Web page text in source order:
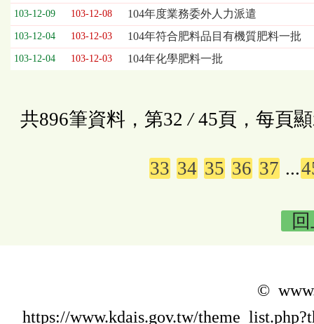
103-12-09 103-12-08 104年度業務委外人力派遣
103-12-04 103-12-03 104年符合肥料品目有機質肥料一批
103-12-04 103-12-03 104年化學肥料一批
共896筆資料，第32 /45頁，每頁
33 34 35 36 37 ...
©
https://www.kdais.gov.tw/